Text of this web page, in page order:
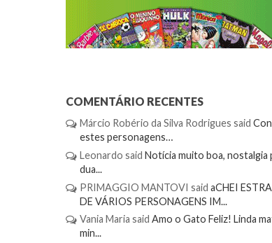
COMENTÁRIO RECENTES
Márcio Robério da Silva Rodrigues said
estes personagens…
Leonardo saidNotícia muito boa, nostalgia
dua...
PRIMAGGIO MANTOVI saidaCHEI
DE VÁRIOS PERSONAGENS IM...
Vania Maria saidAmo o Gato Feliz! Linda
min...